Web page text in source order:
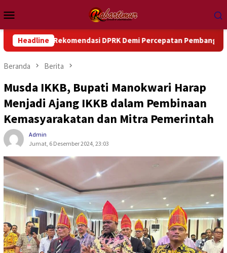
ke
kontenMobile
Headline
Rekomendasi DPRK Demi Percepatan Pembangunan Daerah
Beranda Berita
Musda IKKB, Bupati Manokwari Harap
Menjadi Ajang IKKB dalam Pembinaan
Kemasyarakatan dan Mitra Pemerintah
Admin
Jumat, 6 Desember 2024, 23:03